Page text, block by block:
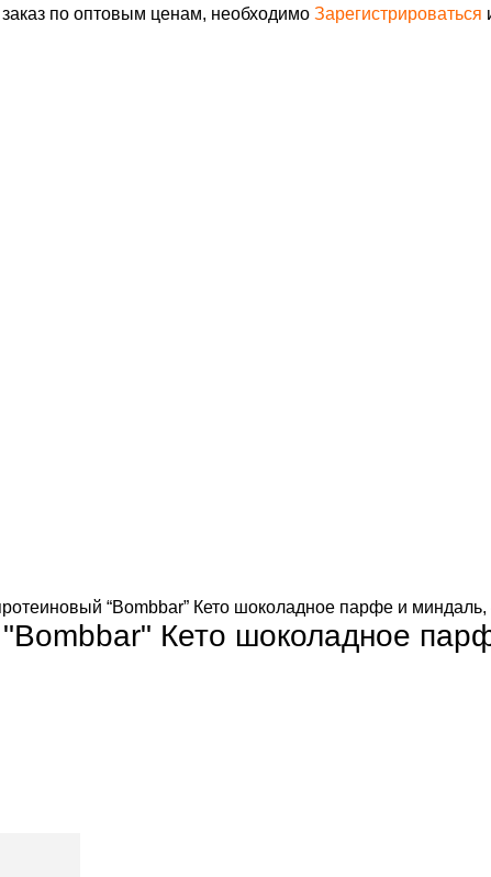
по оптовым ценам, необходимо Зарегистрироваться
“Bombbar” Кето шоколадное парфе и миндаль,
Кето шоколадное